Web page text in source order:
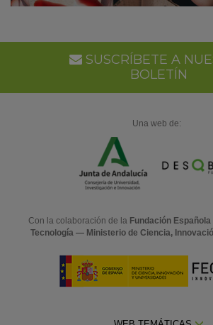
SUSCRÍBETE A
BOLETÍN
Una web de:
Con la colaboración de la Fundación
Tecnología — Ministerio de Ciencia,